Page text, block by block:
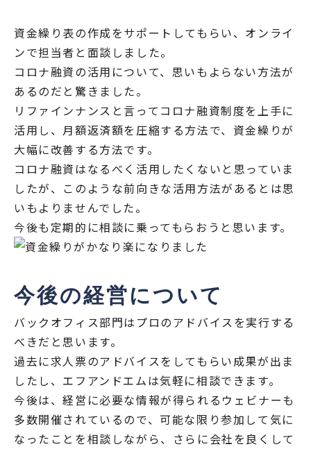
資金繰り表の作成をサポートしてもらい、オンライ
ンで担当者と面談しました。
コロナ融資の活用について、思いもよらない方法が
あるのだと驚きました。
リファインナンスと言ってコロナ融資制度を上手に
活用し、月額返済額を圧縮する方法で、資金繰りが
大幅に改善する方法です。
コロナ融資はなるべく活用したくないと思っていま
したが、このような前向きな活用方法があるとは思
いもよりませんでした。
今後も定期的に相談に乗ってもらおうと思います。
今後の経営について
バックオフィス部門はプロのアドバイスを実行する
べきだと思います。
過去に求人票のアドバイスをしてもらい成果が出ま
したし、エフアンドエムは気軽に相談できます。
今後は、経営に必要な情報が得られるウェビナーも
多数開催されているので、可能な限り参加して気に
なったことを相談しながら、さらに会社を良くして